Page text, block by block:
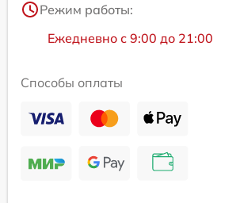
Режим работы:
Ежедневно с 9:00 до 21:00
Способы оплаты